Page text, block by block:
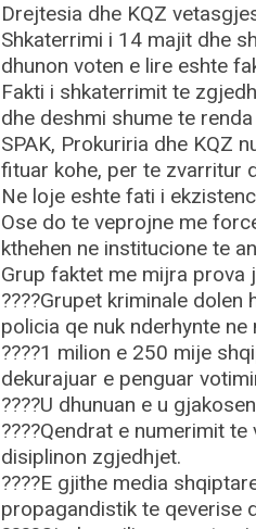
Drejtesia dhe KQZ
Shkaterrimi i 14 majit dhe
dhunon voten e lire eshte
Fakti i shkaterrimit te
dhe deshmi shume te
SPAK, Prokuriria dhe KQZ
fituar kohe, per te zvarritur
Ne loje eshte fati i
Ose do te veprojne me
kthehen ne institucione te
Grup faktet me mijra prova
????Grupet kriminale
policia qe nuk nderhynte
????1 milion e 250 mije
dekurajuar e penguar
????U dhunuan e u
????Qendrat e numerimit
disiplinon zgjedhjet.
????E gjithe media
propagandistik te qeverise